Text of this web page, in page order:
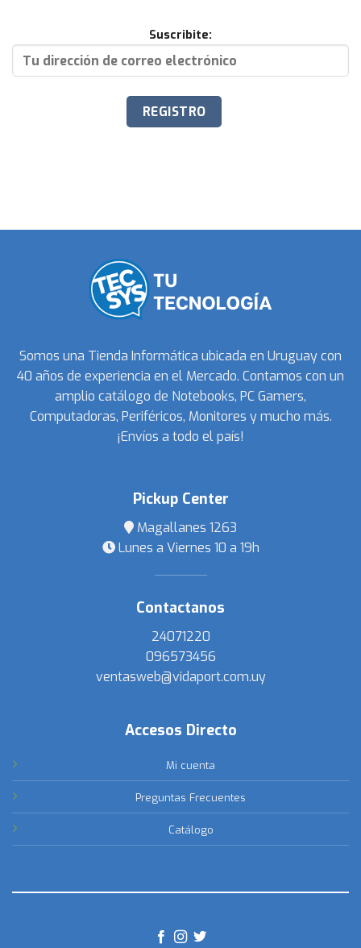
Suscribite:
Somos una Tienda Informática ubicada en Uruguay con
40 años de experiencia en el Mercado. Contamos con un
amplio catálogo de Notebooks, PC Gamers,
Computadoras, Periféricos, Monitores y mucho más.
¡Envíos a todo el país!
Pickup Center
Magallanes 1263
Lunes a Viernes 10 a 19h
Contactanos
24071220
096573456
ventasweb@vidaport.com.uy
Accesos Directo
Mi cuenta
Preguntas Frecuentes
Catálogo